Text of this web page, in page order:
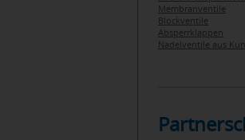
Membranventile
Blockventile
Absperrklappen
Nadelventile aus